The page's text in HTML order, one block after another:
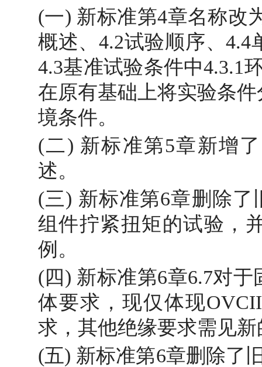
(一) 新标准第4章名称改
概述、4.2试验顺序、
4.3基准试验条件中4.3.1
在原有基础上将实验条
境条件。
(二) 新标准第5章新增
述。
(三) 新标准第6章删除了
组件拧紧扭矩的试验，
例。
(四) 新标准第6章6.7对
体要求，现仅体现
求，其他绝缘要求需见
(五) 新标准第6章删除了